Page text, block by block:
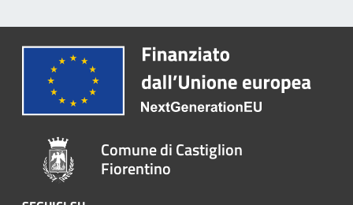
Comune di Castiglion
Fiorentino